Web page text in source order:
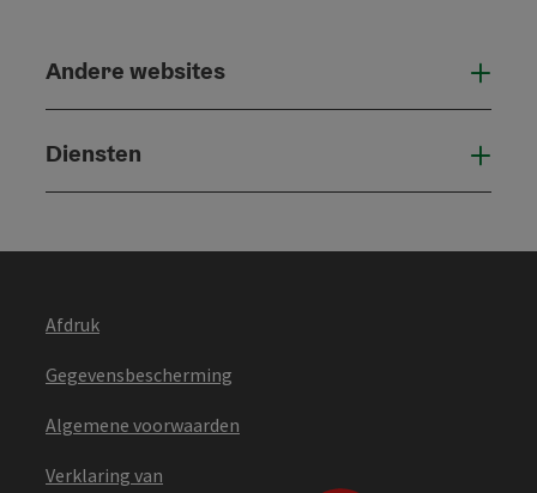
Andere websites
Diensten
Afdruk
Gegevensbescherming
Algemene voorwaarden
Verklaring van